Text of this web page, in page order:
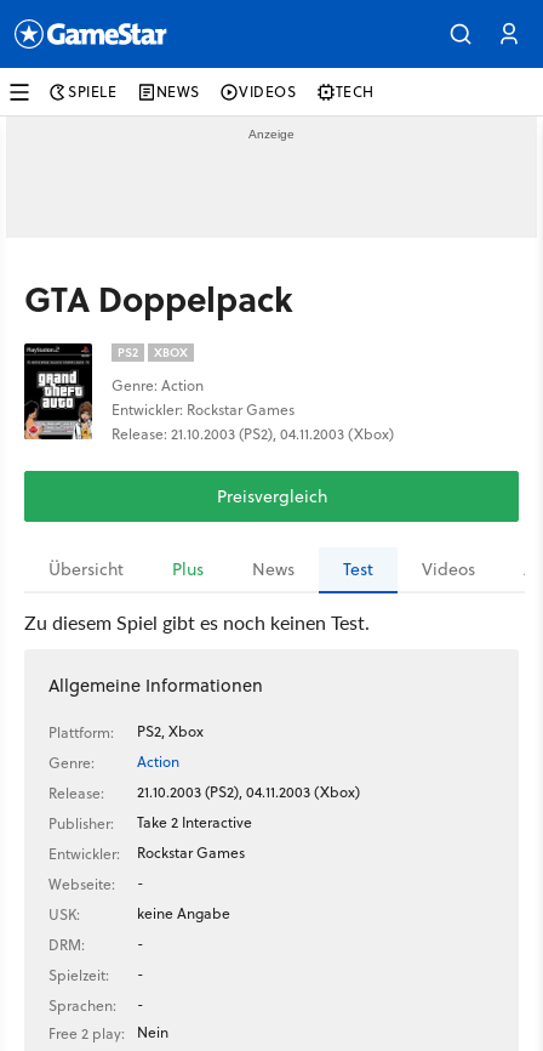
SPIELE NEWS VIDEOS TECH
GTA Doppelpack
PS2 XBOX
Genre: Action
Entwickler: Rockstar Games
Release: 21.10.2003 (PS2), 04.11.2003 (Xbox)
Preisvergleich
Übersicht Plus News Test Videos
Zu diesem Spiel gibt es noch keinen Test.
Allgemeine Informationen
Plattform:
PS2, Xbox
Genre:
Action
Release:
21.10.2003 (PS2), 04.11.2003 (Xbox)
Publisher:
Take 2 Interactive
Entwickler:
Rockstar Games
Webseite:
-
USK:
keine Angabe
DRM:
-
Spielzeit:
-
Sprachen:
-
Free 2 play:
Nein